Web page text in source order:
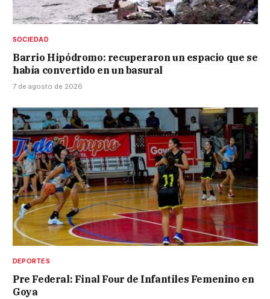
SOCIEDAD
Barrio Hipódromo: recuperaron un espacio que se
había convertido en un basural
7 de agosto de 2026
DEPORTES
Pre Federal: Final Four de Infantiles Femenino en
Goya